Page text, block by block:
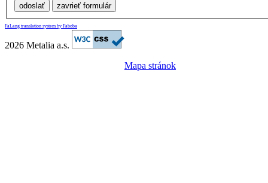
odoslať zavrieť formulár
FaLang translation system by Faboba
2026 Metalia a.s.
Mapa stránok